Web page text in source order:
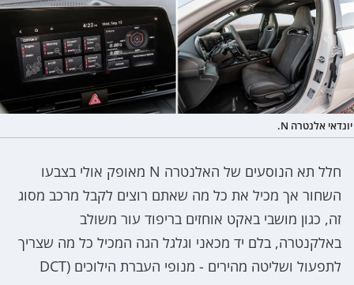
יונדאי אלנטרה N.
חלל תא הנוסעים של האלנטרה N מאופק אולי בצבעו
השחור אך מכיל את כל מה שאתם רוצים לקבל מרכב מסוג
זה, כגון מושבי באקט אוחזים בריפוד עור משולב
באלקנטרה, בלם יד מכאני וגלגל הגה המכיל כל מה שצריך
לתפעול ושליטה מהירים - מנופי העברת הילוכים (DCT